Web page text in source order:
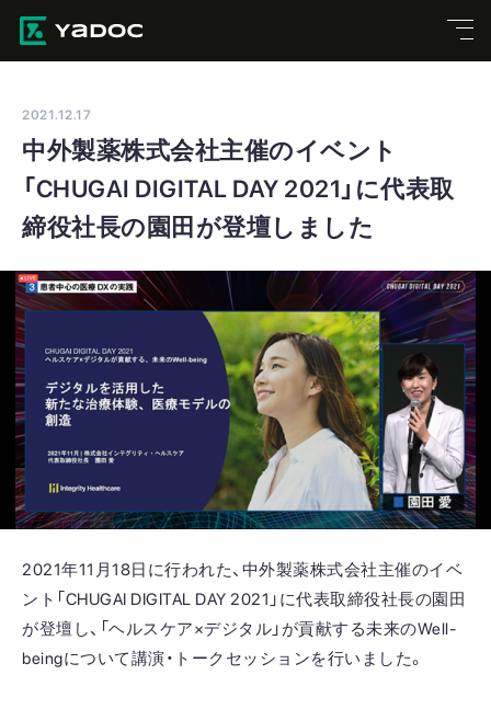
2021.12.17
中外製薬株式会社主催のイベント
「CHUGAI DIGITAL DAY 2021」に代表取
締役社長の園田が登壇しました
2021年11月18日に行われた、中外製薬株式会社主催のイベ
ント「CHUGAI DIGITAL DAY 2021」に代表取締役社長の園田
が登壇し、「ヘルスケア×デジタル」が貢献する未来のWell-
beingについて講演・トークセッションを行いました。